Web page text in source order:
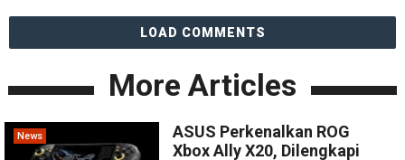
LOAD COMMENTS
More Articles
News
ASUS Perkenalkan ROG
Xbox Ally X20, Dilengkapi